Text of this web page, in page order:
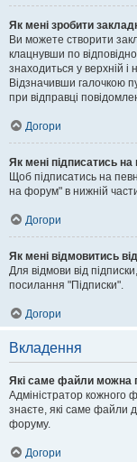
Як мені зробити
Ви можете створити
клацнувши по
знаходиться у верхній і
Відзначивши галочкою
при відправці
Догори
Як мені підписатись
Щоб підписатись на
на форум" в нижній
Догори
Як мені відмовитись
Для відмови від
посилання "Підписки".
Догори
Вкладення
Які саме файли можна
Адміністратор кожного
знаєте, які саме файли
форуму.
Догори